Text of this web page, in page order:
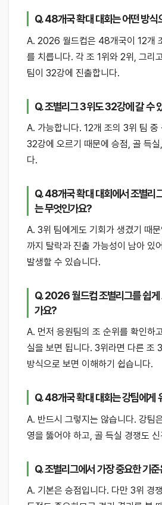
Q. 48개국 확대 대회는 어떤 방식
A. 2026 월드컵은 48개국이 12개
를 치릅니다. 각 조 1위와 2위, 그리
팀이 32강에 진출합니다.
Q. 조별리그 3위도 32강에 갈 수
A. 가능합니다. 12개 조의 3위 팀 중
32강에 오르기 때문에 승점, 골 득실
다.
Q. 48개국 확대 대회에서 조별리
는 무엇인가요?
A. 3위 팀에게도 기회가 생겼기 때문
까지 탈락과 진출 가능성이 남아 있
발생할 수 있습니다.
Q. 2026 월드컵 조별리그를 쉽게
가요?
A. 먼저 응원팀의 조 순위를 확인하
실을 보면 됩니다. 3위라면 다른 조
방식으로 보면 이해하기 쉽습니다.
Q. 48개국 확대 대회는 강팀에게
A. 반드시 그렇지는 않습니다. 강팀
영을 뚫어야 하고, 골 득실 경쟁도
Q. 조별리그에서 가장 중요한 기
A. 기본은 승점입니다. 다만 3위 경